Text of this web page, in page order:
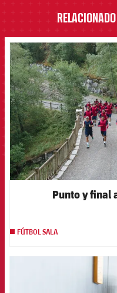
RELACIONADO
Punto y final
FÚTBOL SALA